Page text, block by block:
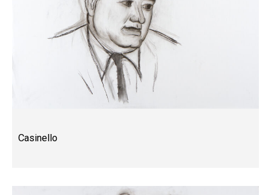
Casinello